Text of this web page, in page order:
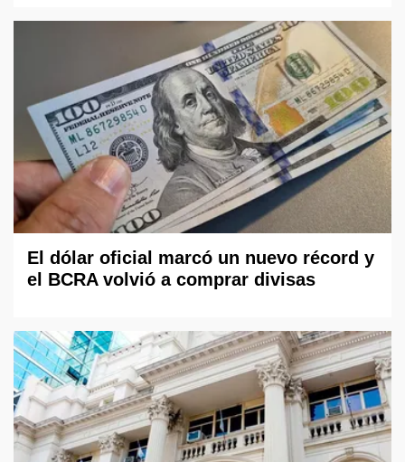
El dólar oficial marcó un nuevo récord y
el BCRA volvió a comprar divisas